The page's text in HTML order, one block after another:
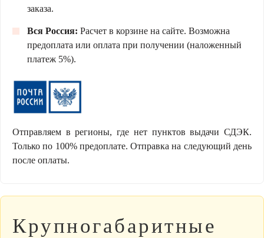
заказа.
Вся Россия: Расчет в корзине на сайте. Возможна
предоплата или оплата при получении (наложенный
платеж 5%).
Отправляем в регионы, где нет пунктов выдачи СДЭК.
Только по 100% предоплате. Отправка на следующий день
после оплаты.
Крупногабаритные